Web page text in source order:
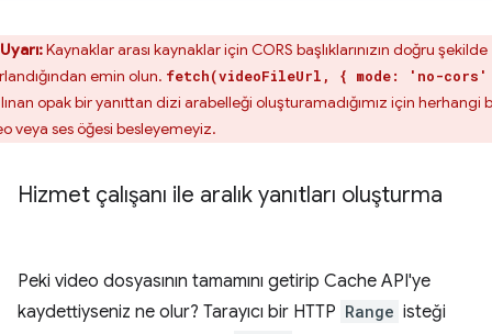
Uyarı:Kaynaklar arası kaynaklar için CORS başlıklarınızın doğru şekilde
emin olun. fetch(videoFileUrl, { mode: 'no-
opak bir yanıttan dizi arabelleği oluşturamadığımız için herhangi
veya ses öğesi besleyemeyiz.
Hizmet çalışanı ile aralık yanıtları oluşturma
Peki video dosyasının tamamını getirip Cache API'ye
kaydettiyseniz ne olur? Tarayıcı bir HTTP Range isteği